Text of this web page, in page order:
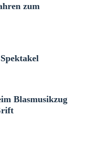
zum
Blasmusikzug